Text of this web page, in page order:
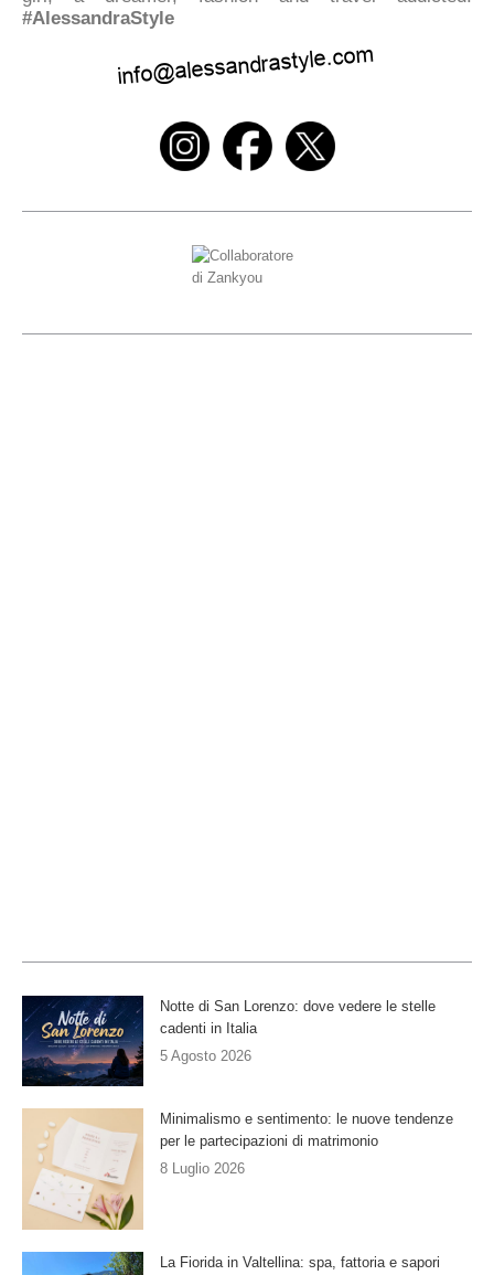
#AlessandraStyle
Notte di San Lorenzo: dove vedere le stelle
cadenti in Italia
5 Agosto 2026
Minimalismo e sentimento: le nuove tendenze
per le partecipazioni di matrimonio
8 Luglio 2026
La Fiorida in Valtellina: spa, fattoria e sapori